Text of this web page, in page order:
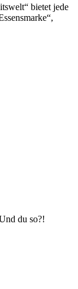
bietet jede
du so?!